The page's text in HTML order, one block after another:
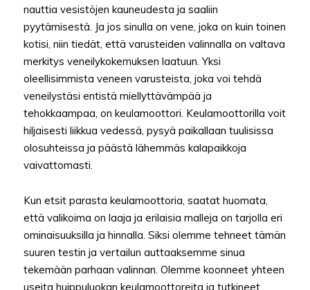
nauttia vesistöjen kauneudesta ja saaliin
pyytämisestä. Ja jos sinulla on vene, joka on kuin toinen
kotisi, niin tiedät, että varusteiden valinnalla on valtava
merkitys veneilykokemuksen laatuun. Yksi
oleellisimmista veneen varusteista, joka voi tehdä
veneilystäsi entistä miellyttävämpää ja
tehokkaampaa, on keulamoottori. Keulamoottorilla voit
hiljaisesti liikkua vedessä, pysyä paikallaan tuulisissa
olosuhteissa ja päästä lähemmäs kalapaikkoja
vaivattomasti.
Kun etsit parasta keulamoottoria, saatat huomata,
että valikoima on laaja ja erilaisia malleja on tarjolla eri
ominaisuuksilla ja hinnalla. Siksi olemme tehneet tämän
suuren testin ja vertailun auttaaksemme sinua
tekemään parhaan valinnan. Olemme koonneet yhteen
useita huippuluokan keulamoottoreita ja tutkineet